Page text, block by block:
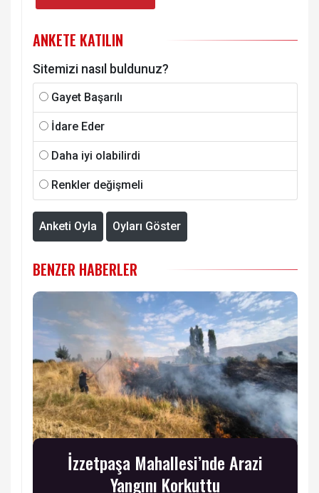
ANKETE KATILIN
Sitemizi nasıl buldunuz?
Gayet Başarılı
İdare Eder
Daha iyi olabilirdi
Renkler değişmeli
Anketi Oyla Oyları Göster
BENZER HABERLER
İzzetpaşa Mahallesi’nde Arazi
Yangını Korkuttu